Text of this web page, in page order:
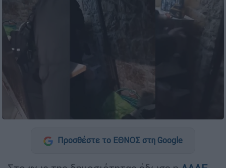
Προσθέστε το ΕΘΝΟΣ στη Google